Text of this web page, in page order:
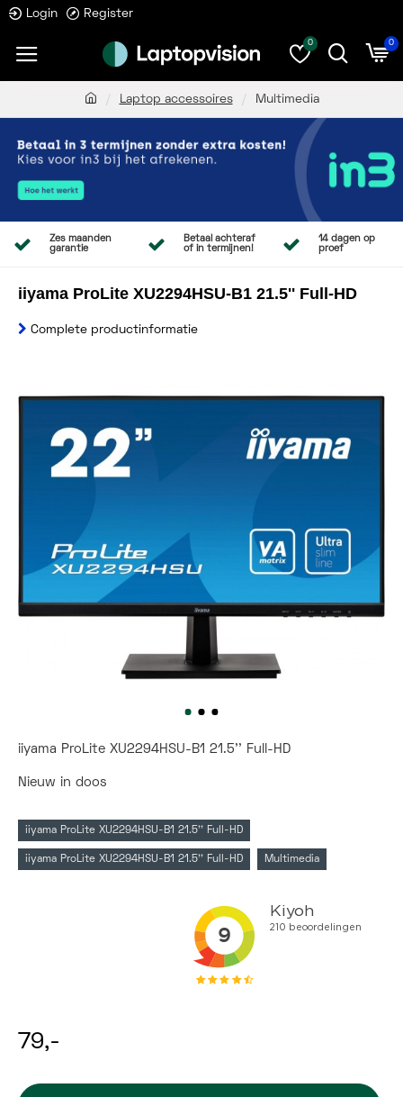
Login Register
0 0
Laptop accessoires Multimedia
Zes maanden
garantie
Betaal achteraf
of in termijnen!
14 dagen op
proef
iiyama ProLite XU2294HSU-B1 21.5'' Full-HD
Complete productinformatie
iiyama ProLite XU2294HSU-B1 21.5'' Full-HD
Nieuw in doos
iiyama ProLite XU2294HSU-B1 21.5'' Full-HD
iiyama ProLite XU2294HSU-B1 21.5'' Full-HD Multimedia
79,-